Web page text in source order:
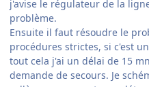
j'avise le régulateur de la
problème.
Ensuite il faut résoudre le
procédures strictes, si c'est
tout cela j'ai un délai de 15
demande de secours. Je